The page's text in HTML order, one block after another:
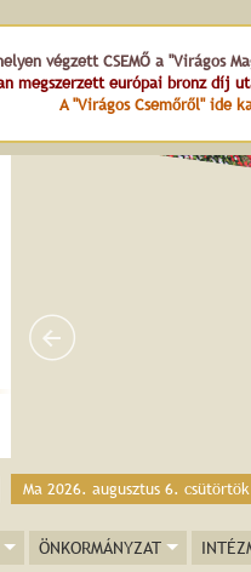
végzett CSEMŐ a "Virágos
megszerzett európai bronz díj
A "Virágos Csemőről" ide
Ma 2026. augusztus 6.
ÖNKORMÁNYZAT